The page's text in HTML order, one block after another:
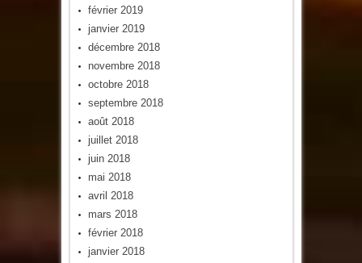
février 2019
janvier 2019
décembre 2018
novembre 2018
octobre 2018
septembre 2018
août 2018
juillet 2018
juin 2018
mai 2018
avril 2018
mars 2018
février 2018
janvier 2018